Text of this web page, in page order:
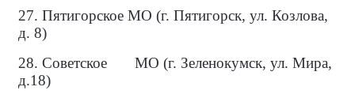
27. Пятигорское МО (г. Пятигорск, ул. Козлова,
д. 8)
28. Советское
МО (г. Зеленокумск, ул. Мира,
д.18)